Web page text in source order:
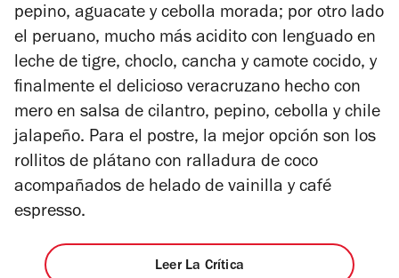
pepino, aguacate y cebolla morada; por otro lado
el peruano, mucho más acidito con lenguado en
leche de tigre, choclo, cancha y camote cocido, y
finalmente el delicioso veracruzano hecho con
mero en salsa de cilantro, pepino, cebolla y chile
jalapeño. Para el postre, la mejor opción son los
rollitos de plátano con ralladura de coco
acompañados de helado de vainilla y café
espresso.
Leer La Crítica